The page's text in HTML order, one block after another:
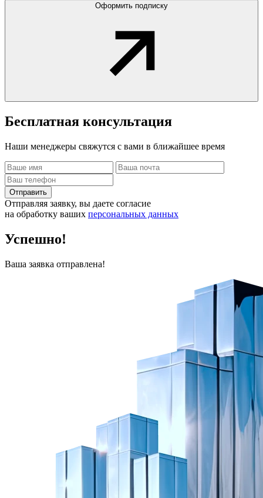
Оформить подписку
Бесплатная консультация
Наши менеджеры свяжутся с вами в ближайшее время
Отправить
Отправляя заявку, вы даете согласие
на обработку ваших персональных данных
Успешно!
Ваша заявка отправлена!